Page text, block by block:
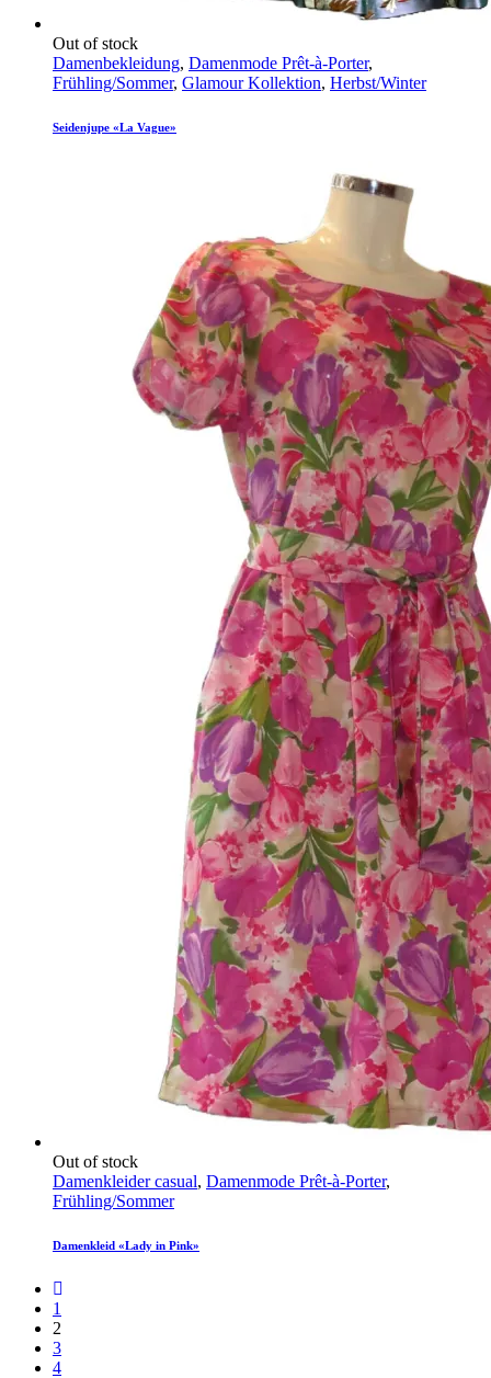
Out of stock
Damenbekleidung, Damenmode Prêt-à-Porter,
Frühling/Sommer, Glamour Kollektion, Herbst/Winter
Seidenjupe «La Vague»
Out of stock
Damenkleider casual, Damenmode Prêt-à-Porter,
Frühling/Sommer
Damenkleid «Lady in Pink»
1
2
3
4